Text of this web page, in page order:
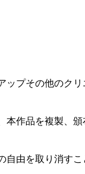
プその他のク
作品を複製、頒
由を取り消すこ